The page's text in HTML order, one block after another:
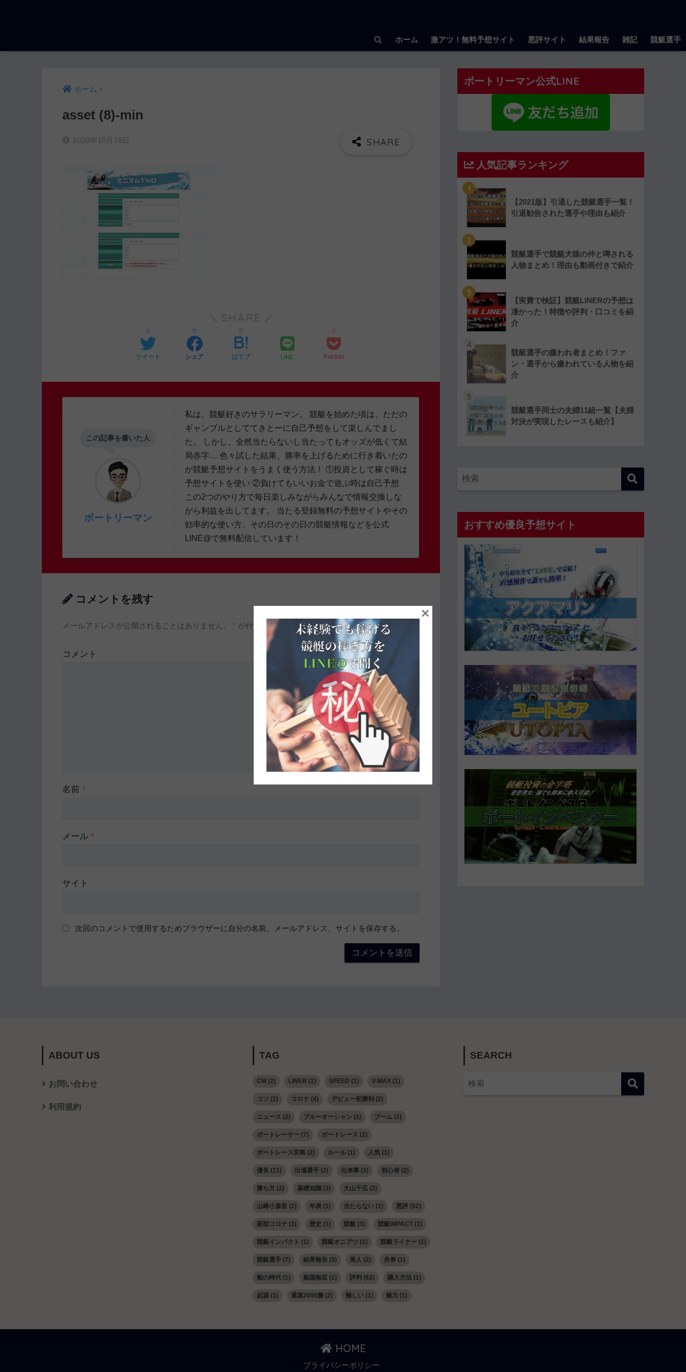
ホーム 激アツ！無料予想サイト 悪評サイト 結果報告 雑記 競艇選手
ホーム
asset (8)-min
2020年10月16日
ツイート
0
シェア
0
はてブ
0
LINE Pocket
0
この記事を書いた人
ボートリーマン
私は、競艇好きのサラリーマン。 競艇を始めた頃は、ただの
ギャンブルとしててきとーに自己予想をして楽しんでまし
た。 しかし、全然当たらないし当たってもオッズが低くて結
局赤字… 色々試した結果、勝率を上げるために行き着いたの
が競艇予想サイトをうまく使う方法！ ①投資として稼ぐ時は
予想サイトを使い ②負けてもいいお金で遊ぶ時は自己予想
この2つのやり方で毎日楽しみながらみんなで情報交換しな
がら利益を出してます。 当たる登録無料の予想サイトやその
効率的な使い方、その日のその日の競艇情報などを公式
LINE@で無料配信しています！
コメントを残す
メールアドレスが公開されることはありません。 * が付いている欄は必須項目です
コメント
名前 *
メール *
サイト
次回のコメントで使用するためブラウザーに自分の名前、メールアドレス、サイトを保存する。
ボートリーマン公式LINE
人気記事ランキング
1
【2021版】引退した競艇選手一覧！
引退勧告された選手や理由も紹介
2
競艇選手で競艇犬猿の仲と噂される
人物まとめ！理由も動画付きで紹介
3
【実費で検証】競艇LINERの予想は
凄かった！特徴や評判・口コミを紹
介
4
競艇選手の嫌われ者まとめ！ファ
ン・選手から嫌われている人物を紹
介
5
競艇選手同士の夫婦11組一覧【夫婦
対決が実現したレースも紹介】
おすすめ優良予想サイト
ABOUT US
お問い合わせ
利用規約
TAG
CM (2) LINER (1) SPEED (1) V-MAX (1)
コツ (1) コロナ (4) デビュー初勝利 (2)
ニュース (2) ブルーオーシャン (1) ブーム (1)
ボートレーサー (7) ボートレース (2)
ボートレース宮島 (2) ルール (1) 人気 (1)
優良 (11) 出場選手 (2) 出来事 (1) 初心者 (2)
勝ち方 (2) 基礎知識 (3) 大山千広 (2)
山崎小葉音 (2) 年表 (1) 当たらない (1) 悪評 (52)
新型コロナ (3) 歴史 (1) 競艇 (3) 競艇IMPACT (1)
競艇インパクト (1) 競艇オニアツ (1) 競艇ライナー (1)
競艇選手 (7) 結果報告 (5) 美人 (2) 舟券 (1)
船の時代 (1) 船国無双 (1) 評判 (62) 購入方法 (1)
起源 (1) 通算2000勝 (2) 難しい (1) 魅力 (1)
SEARCH
HOME
プライバシーポリシー
×